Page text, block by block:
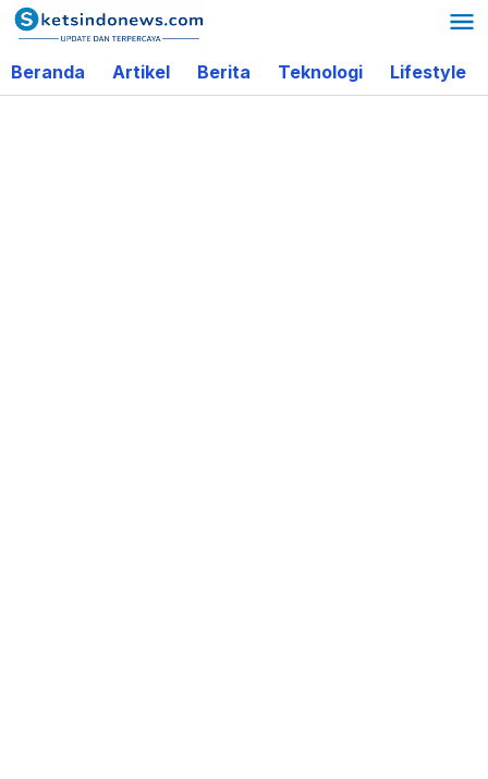
Lewati
ke
konten
Beranda Artikel Berita Teknologi Lifestyle